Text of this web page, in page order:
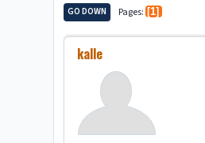
GO DOWN Pages 1
kalle